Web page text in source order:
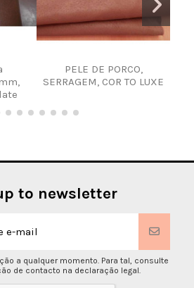
PELE DE PORCO,
SERRAGEM, COR TO LUXE
to newsletter
a qualquer momento. Para tal, consulte
de contacto na declaração legal.